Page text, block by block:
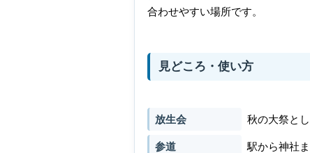
合わせやすい場所です。
見どころ・使い方
放生会 秋の大祭と
参道
駅から神社